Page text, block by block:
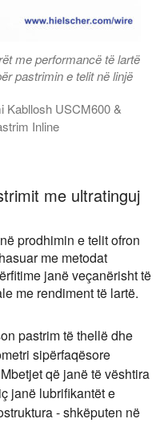
me performancë të lartë
pastrimin e telit në linjë
Kabllosh USCM600 &
Inline
me ultratinguj
prodhimin e telit ofron
me metodat
janë veçanërisht të
me rendiment të lartë.
pastrim të thellë dhe
sipërfaqësore
që janë të vështira
janë lubrifikantët e
- shkëputen në